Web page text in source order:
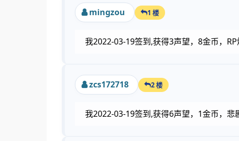
mingzou 1 楼
我2022-03-19签到,获得3声望，8金币，RP
zcs172718 2 楼
我2022-03-19签到,获得6声望，1金币，悲